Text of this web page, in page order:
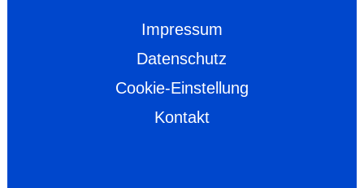
Impressum
Datenschutz
Cookie-Einstellung
Kontakt